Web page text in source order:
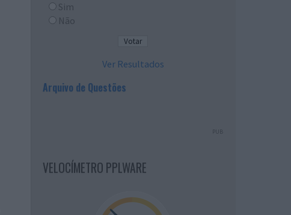
Sim
Não
Ver Resultados
Arquivo de Questões
PUB
VELOCÍMETRO PPLWARE